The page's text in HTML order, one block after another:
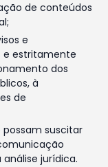
de conteúdos
e
e estritamente
dos
à
de
possam suscitar
jurídica.